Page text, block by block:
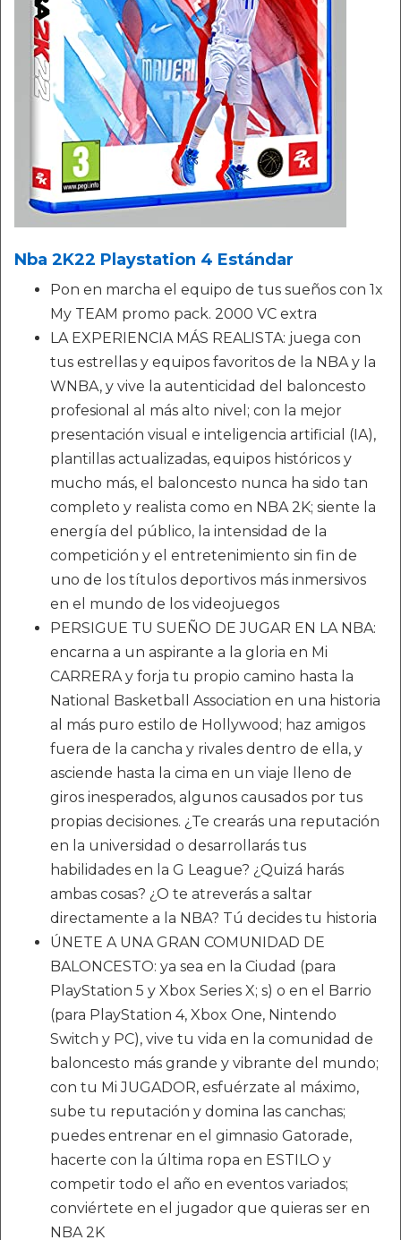
Nba 2K22 Playstation 4 Estándar
Pon en marcha el equipo de tus sueños con 1x
My TEAM promo pack. 2000 VC extra
LA EXPERIENCIA MÁS REALISTA: juega con
tus estrellas y equipos favoritos de la NBA y la
WNBA, y vive la autenticidad del baloncesto
profesional al más alto nivel; con la mejor
presentación visual e inteligencia artificial (IA),
plantillas actualizadas, equipos históricos y
mucho más, el baloncesto nunca ha sido tan
completo y realista como en NBA 2K; siente la
energía del público, la intensidad de la
competición y el entretenimiento sin fin de
uno de los títulos deportivos más inmersivos
en el mundo de los videojuegos
PERSIGUE TU SUEÑO DE JUGAR EN LA NBA:
encarna a un aspirante a la gloria en Mi
CARRERA y forja tu propio camino hasta la
National Basketball Association en una historia
al más puro estilo de Hollywood; haz amigos
fuera de la cancha y rivales dentro de ella, y
asciende hasta la cima en un viaje lleno de
giros inesperados, algunos causados por tus
propias decisiones. ¿Te crearás una reputación
en la universidad o desarrollarás tus
habilidades en la G League? ¿Quizá harás
ambas cosas? ¿O te atreverás a saltar
directamente a la NBA? Tú decides tu historia
ÚNETE A UNA GRAN COMUNIDAD DE
BALONCESTO: ya sea en la Ciudad (para
PlayStation 5 y Xbox Series X; s) o en el Barrio
(para PlayStation 4, Xbox One, Nintendo
Switch y PC), vive tu vida en la comunidad de
baloncesto más grande y vibrante del mundo;
con tu Mi JUGADOR, esfuérzate al máximo,
sube tu reputación y domina las canchas;
puedes entrenar en el gimnasio Gatorade,
hacerte con la última ropa en ESTILO y
competir todo el año en eventos variados;
conviértete en el jugador que quieras ser en
NBA 2K